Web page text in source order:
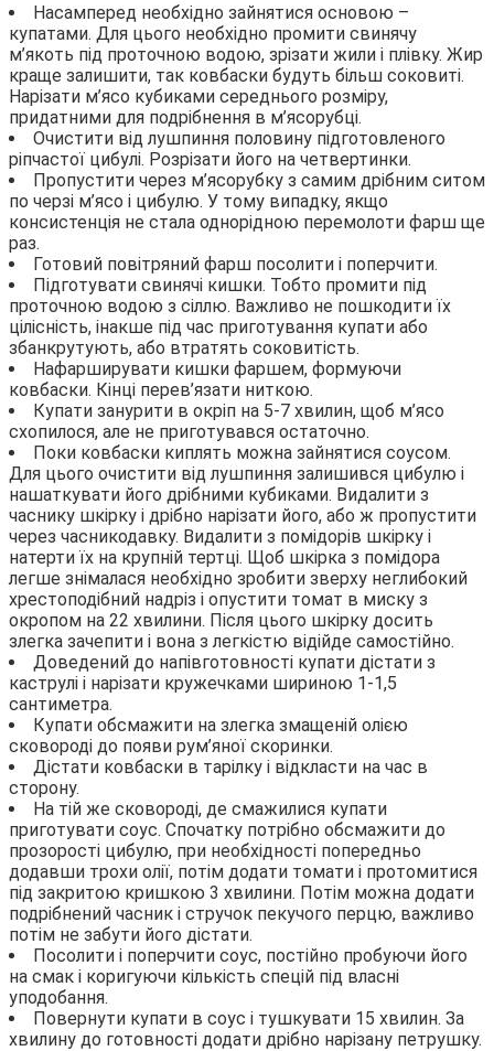
Насамперед необхідно зайнятися основою –
купатами. Для цього необхідно промити свинячу
м’якоть під проточною водою, зрізати жили і плівку. Жир
краще залишити, так ковбаски будуть більш соковиті.
Нарізати м’ясо кубиками середнього розміру,
придатними для подрібнення в м’ясорубці.
Очистити від лушпиння половину підготовленого
ріпчастої цибулі. Розрізати його на четвертинки.
Пропустити через м’ясорубку з самим дрібним ситом
по черзі м’ясо і цибулю. У тому випадку, якщо
консистенція не стала однорідною перемолоти фарш ще
раз.
Готовий повітряний фарш посолити і поперчити.
Підготувати свинячі кишки. Тобто промити під
проточною водою з сіллю. Важливо не пошкодити їх
цілісність, інакше під час приготування купати або
збанкрутують, або втратять соковитість.
Нафарширувати кишки фаршем, формуючи
ковбаски. Кінці перев’язати ниткою.
Купати занурити в окріп на 5-7 хвилин, щоб м’ясо
схопилося, але не приготувався остаточно.
Поки ковбаски киплять можна зайнятися соусом.
Для цього очистити від лушпиння залишився цибулю і
нашаткувати його дрібними кубиками. Видалити з
часнику шкірку і дрібно нарізати його, або ж пропустити
через часникодавку. Видалити з помідорів шкірку і
натерти їх на крупній тертці. Щоб шкірка з помідора
легше знімалася необхідно зробити зверху неглибокий
хрестоподібний надріз і опустити томат в миску з
окропом на 22 хвилини. Після цього шкірку досить
злегка зачепити і вона з легкістю відійде самостійно.
Доведений до напівготовності купати дістати з
каструлі і нарізати кружечками шириною 1-1,5
сантиметра.
Купати обсмажити на злегка змащеній олією
сковороді до появи рум’яної скоринки.
Дістати ковбаски в тарілку і відкласти на час в
сторону.
На тій же сковороді, де смажилися купати
приготувати соус. Спочатку потрібно обсмажити до
прозорості цибулю, при необхідності попередньо
додавши трохи олії, потім додати томати і протомитися
під закритою кришкою 3 хвилини. Потім можна додати
подрібнений часник і стручок пекучого перцю, важливо
потім не забути його дістати.
Посолити і поперчити соус, постійно пробуючи його
на смак і коригуючи кількість спецій під власні
уподобання.
Повернути купати в соус і тушкувати 15 хвилин. За
хвилину до готовності додати дрібно нарізану петрушку.